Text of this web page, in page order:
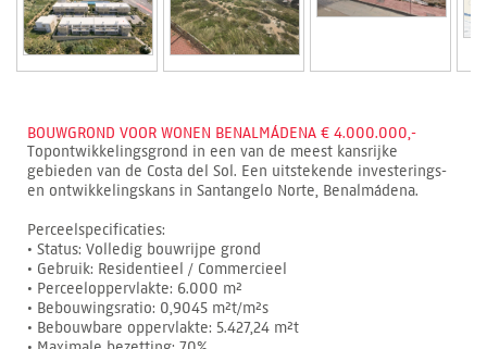
BOUWGROND VOOR WONEN BENALMÁDENA € 4.000.000,-
Topontwikkelingsgrond in een van de meest kansrijke
gebieden van de Costa del Sol. Een uitstekende investerings-
en ontwikkelingskans in Santangelo Norte, Benalmádena.
Perceelspecificaties:
• Status: Volledig bouwrijpe grond
• Gebruik: Residentieel / Commercieel
• Perceeloppervlakte: 6.000 m²
• Bebouwingsratio: 0,9045 m²t/m²s
• Bebouwbare oppervlakte: 5.427,24 m²t